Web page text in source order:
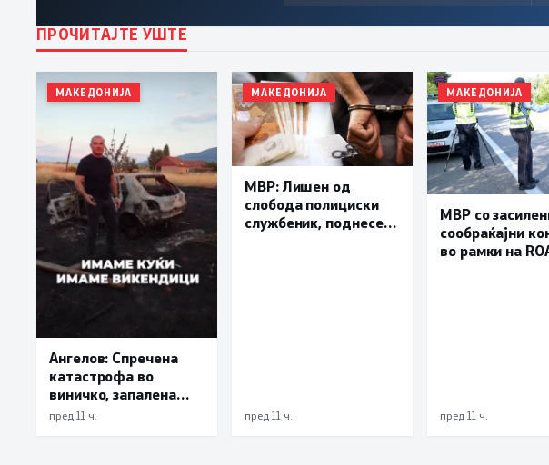
ПРОЧИТАЈТЕ УШТЕ
МАКЕДОНИЈА
Ангелов: Спречена
катастрофа во
виничко, запалена
трева при сечење со
пред 11 ч.
МАКЕДОНИЈА
МВР: Лишен од
слобода полициски
службеник, поднесена
пред 11 ч.
МАКЕДОНИЈА
МВР со
сообраќајни
во рамки на
пред 11 ч.